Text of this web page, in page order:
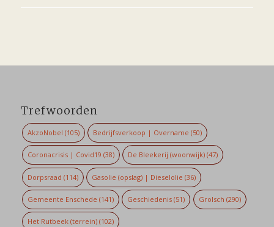
Trefwoorden
AkzoNobel (105) Bedrijfsverkoop | Overname (50)
Coronacrisis | Covid19 (38) De Bleekerij (woonwijk) (47)
Dorpsraad (114) Gasolie (opslag) | Dieselolie (36)
Gemeente Enschede (141) Geschiedenis (51) Grolsch (290)
Het Rutbeek (terrein)(102)